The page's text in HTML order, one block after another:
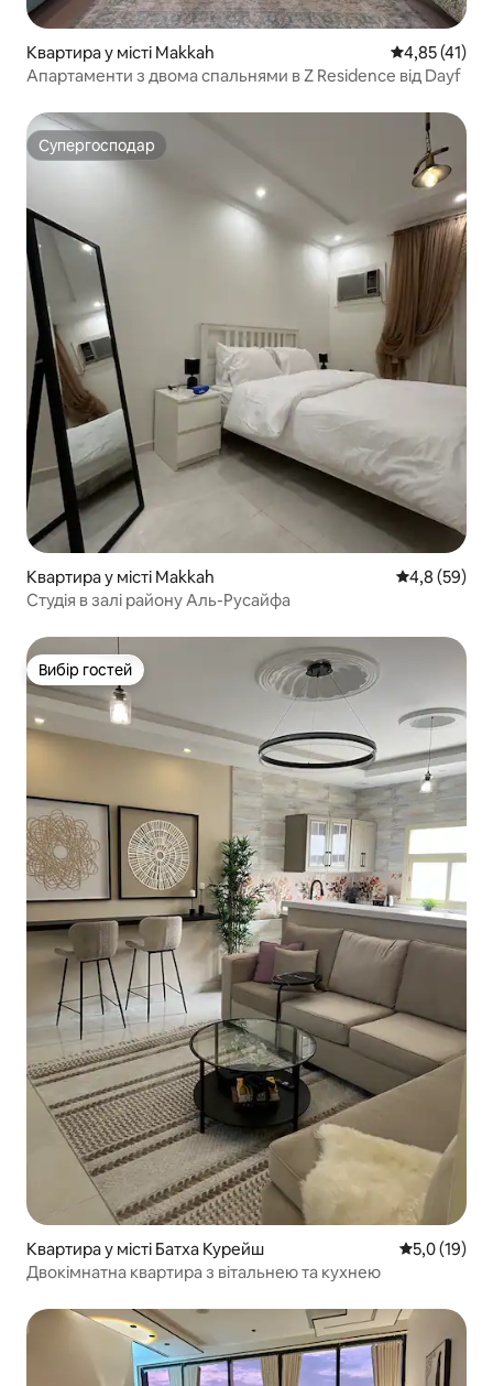
Квартира у місті Makkah Середня
4,85 (41)
Апартаменти з двома спальнями в Z Residence від Dayf
Супергосподар
Супергосподар
Квартира у місті Makkah Середня
4,8 (59)
Студія в залі району Аль-Русайфа
Вибір гостей
Вибір гостей
Квартира у місті Батха Курейш Середня
5,0 (19)
Двокімнатна квартира з вітальнею та кухнею